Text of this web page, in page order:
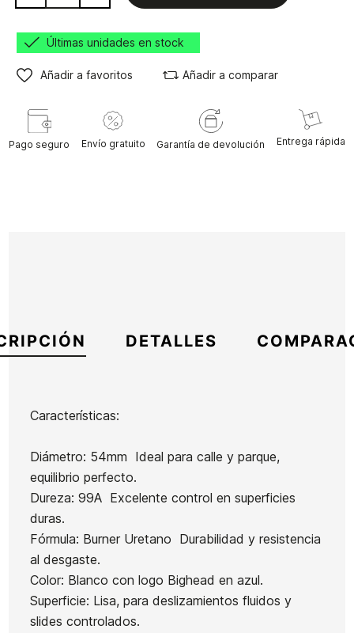
Últimas unidades en stock
Añadir a favoritos Añadir a comparar
Pago seguro Envío gratuito Garantía de devolución Entrega rápida
DETALLES
Características:
Diámetro: 54mm  Ideal para calle y parque,
equilibrio perfecto.
Dureza: 99A  Excelente control en superficies
duras.
Fórmula: Burner Uretano  Durabilidad y resistencia
al desgaste.
Color: Blanco con logo Bighead en azul.
Superficie: Lisa, para deslizamientos fluidos y
slides controlados.
Marca Spitfire
ReferenciaSP-ACROX53739
En stock 1 Artículo
Ean13 21097182
Sudadera
Niño
Vans
Classic II
PO
Powell
64 X
97A